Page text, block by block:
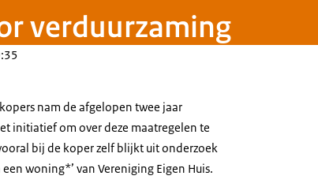
verduurzaming
nam de afgelopen twee jaar
initiatief om over deze maatregelen te
bij de koper zelf blijkt uit onderzoek
woning*’ van Vereniging Eigen Huis.